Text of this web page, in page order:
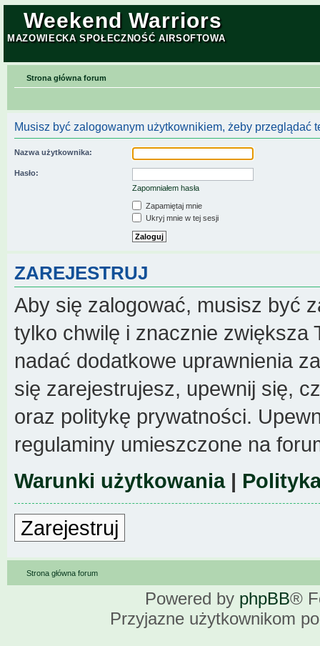
Weekend Warriors
MAZOWIECKA SPOŁECZNOŚĆ AIRSOFTOWA
Strona główna forum
Musisz być zalogowanym użytkownikiem, żeby przeglądać
Nazwa użytkownika:
Hasło:
Zapomniałem hasła
Zapamiętaj mnie
Ukryj mnie w tej sesji
ZAREJESTRUJ
Aby się zalogować, musisz być
tylko chwilę i znacznie zwiększa
nadać dodatkowe uprawnienia
się zarejestrujesz, upewnij się,
oraz politykę prywatności.
regulaminy umieszczone na
Warunki użytkowania|
Zarejestruj
Strona główna forum
Powered by phpBB®
Przyjazne użytkownikom